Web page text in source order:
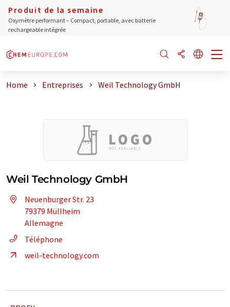
Produit de la semaine
Oxymètre performant – Compact, portable, avec batterie
rechargeable intégrée
Home Entreprises Weil Technology GmbH
Weil Technology GmbH
Neuenburger Str. 23
79379 Müllheim
Allemagne
Téléphone
weil-technology.com